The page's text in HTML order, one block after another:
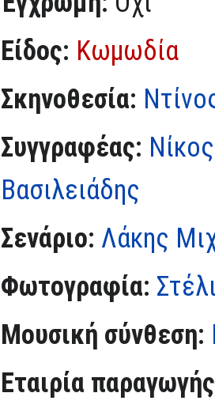
Είδος: Κωμωδία
Σκηνοθεσία:
Συγγραφέας:
Βασιλειάδης
Σενάριο: Λάκης
Φωτογραφία:
Μουσική σύνθεση:
Εταιρία